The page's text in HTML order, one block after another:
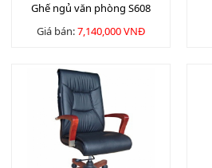
Ghế ngủ văn phòng S608
Giá bán:7,140,000 VNĐ